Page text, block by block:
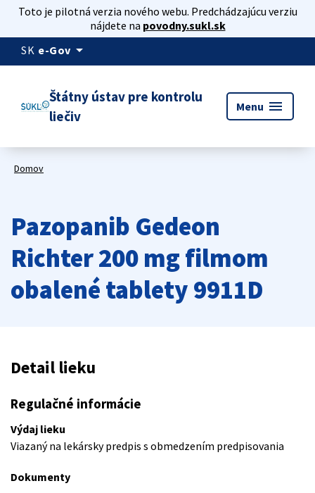
Toto je pilotná verzia nového webu. Predchádzajúcu verziu
nájdete na povodny.sukl.sk
SK e-Gov arrow_drop_down
Štátny ústav pre kontrolu
liečiv
Menu menu
Domov
Pazopanib Gedeon
Richter 200 mg filmom
obalené tablety 9911D
Detail lieku
Regulačné informácie
Výdaj lieku
Viazaný na lekársky predpis s obmedzením predpisovania
Dokumenty